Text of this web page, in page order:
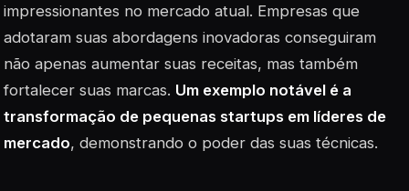
impressionantes no mercado atual. Empresas que
adotaram suas abordagens inovadoras conseguiram
não apenas aumentar suas receitas, mas também
fortalecer suas marcas. Um exemplo notável é a
transformação de pequenas startups em líderes de
mercado, demonstrando o poder das suas técnicas.